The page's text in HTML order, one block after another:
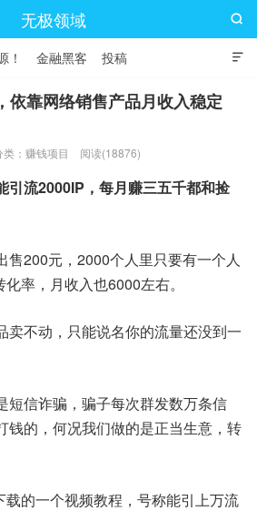
无极领域

！ 金融黑客 投稿

依靠网络销售产品月收入稳定
： 赚钱项目 阅读(18876)
引流2000IP，每月赚三五千都和捡
售200元，2000个人里只要有一个人
率，月收入也6000左右。
卖不动，只能说名你的流量还没到一
短信诈骗，骗子每次群发数万条信
钱的，何况我们做的是正当生意，转
的一个视频教程，号称能引上万流